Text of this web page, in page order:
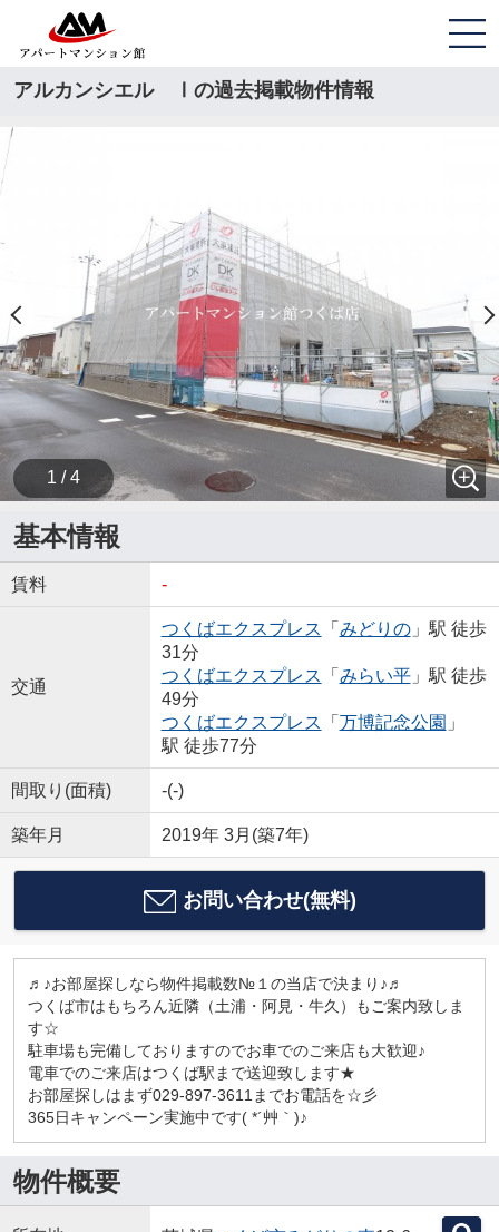
アルカンシエル Ⅰの過去掲載物件情報
1 / 4
基本情報
賃料 -
交通
つくばエクスプレス 「 みどりの」駅 徒歩
31分
つくばエクスプレス 「 みらい平」駅 徒歩
49分
つくばエクスプレス 「 万博記念公園 」
駅 徒歩77分
間取り(面積) -(-)
築年月 2019年 3月(築7年)
お問い合わせ(無料)
♬♪お部屋探しなら物件掲載数№１の当店で決まり♪♬
つくば市はもちろん近隣（土浦・阿見・牛久）もご案内致しま
す☆
駐車場も完備しておりますのでお車でのご来店も大歓迎♪
電車でのご来店はつくば駅まで送迎致します★
お部屋探しはまず029-897-3611までお電話を☆彡
365日キャンペーン実施中です( *´艸｀)♪
物件概要